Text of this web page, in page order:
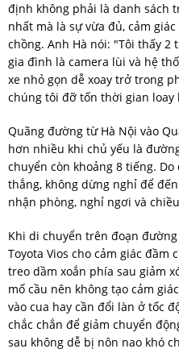
định không phải là danh sách
nhất mà là sự vừa đủ, cảm
chồng. Anh Hà nói: "Tôi thấy
gia đình là camera lùi và hệ
xe nhỏ gọn dễ xoay trở trong
chúng tôi đỡ tốn thời gian loay
Quãng đường từ Hà Nội vào
hơn nhiều khi chủ yếu là
chuyển còn khoảng 8 tiếng.
thẳng, không dừng nghỉ để
nhận phòng, nghỉ ngơi và
Khi di chuyển trên đoạn
Toyota Vios cho cảm giác đầm
treo dầm xoắn phía sau giảm
mố cầu nên không tạo cảm
vào cua hay cần đổi làn ở tốc
chắc chắn để giảm chuyển
sau không dễ bị nôn nao khó